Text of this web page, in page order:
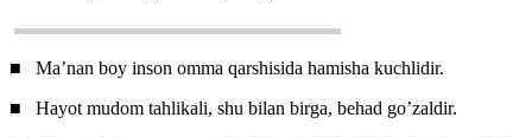
■ Ma’nan boy inson omma qarshisida hamisha kuchlidir.
■ Hayot mudom tahlikali, shu bilan birga, behad go’zaldir.